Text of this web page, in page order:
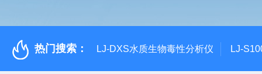
热门搜索： LJ-DXS水质生物毒性分析仪 LJ-